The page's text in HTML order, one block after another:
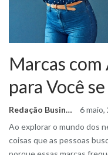
Marcas com
para Você
Redação Business Ideas
6 maio,
Ao explorar o mundo dos
coisas que as pessoas